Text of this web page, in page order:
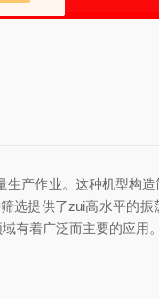
产作业。这种机型构
选提供了zui高水平的
有着广泛而主要的应用。